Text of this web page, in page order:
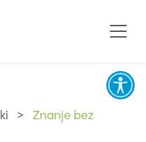
>
Znanje bez